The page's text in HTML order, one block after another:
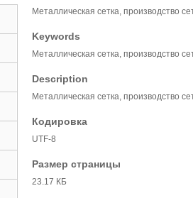
Металлическая сетка, производство
Keywords
Металлическая сетка, производство
Description
Металлическая сетка, производство
Кодировка
UTF-8
Размер страницы
23.17 КБ